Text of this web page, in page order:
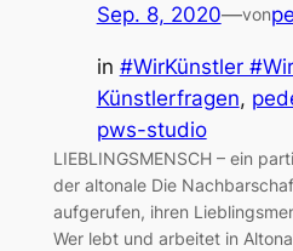
Sep. 8, 2020—von
in #WirKünstler
Künstlerfragen,
pws-studio
LIEBLINGSMENSCH – ein
der altonale Die
aufgerufen, ihren
Wer lebt und arbeitet in